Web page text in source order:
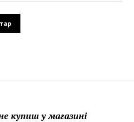
купиш у магазині